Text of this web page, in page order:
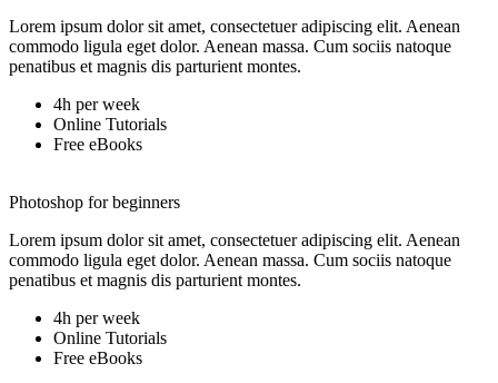
Lorem ipsum dolor sit amet, consectetuer adipiscing elit. Aenean
commodo ligula eget dolor. Aenean massa. Cum sociis natoque
penatibus et magnis dis parturient montes.
4h per week
Online Tutorials
Free eBooks
Photoshop for beginners
Lorem ipsum dolor sit amet, consectetuer adipiscing elit. Aenean
commodo ligula eget dolor. Aenean massa. Cum sociis natoque
penatibus et magnis dis parturient montes.
4h per week
Online Tutorials
Free eBooks